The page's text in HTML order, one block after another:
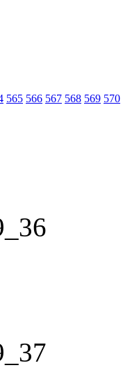
565 566 567 568 569 570